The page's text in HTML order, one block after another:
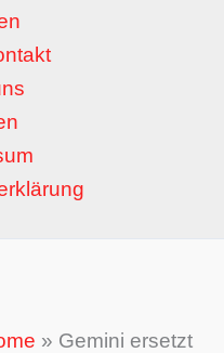
» Gemini ersetzt